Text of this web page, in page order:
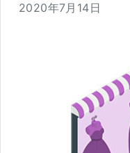
2020年7月14日